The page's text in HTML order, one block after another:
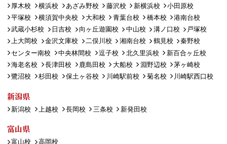
厚木校 横浜校 あざみ野校 藤沢校 新横浜校
小田原校
平塚校
横須賀中央校 大和校 青葉台校 橋本校
港南台校
武蔵小杉校
日吉校 向ヶ丘遊園校 中山校 溝ノ口校
戸塚校
上大岡校
金沢文庫校 二俣川校 湘南台校 鶴見校
秦野校
センター南校
中央林間校 逗子校 北久里浜校
新百合ヶ丘校
海老名校
長津田校 鹿島田校 大船校 淵野辺校
茅ヶ崎校
鷺沼校
杉田校 保土ヶ谷校 川崎駅前校 菊名校 川崎駅西口校
新潟県
新潟校 上越校 長岡校 三条校 新発田校
富山県
富山校 高岡校